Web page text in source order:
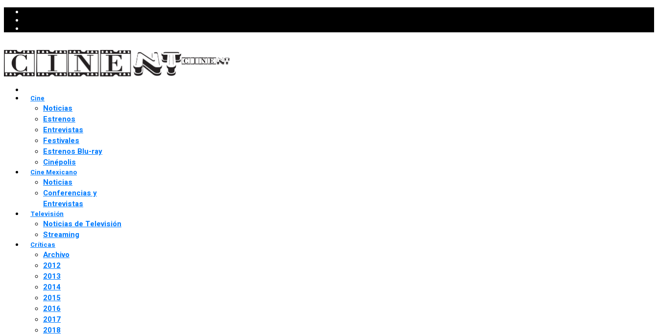
Cine
Noticias
Estrenos
Entrevistas
Festivales
Estrenos Blu-ray
Cinépolis
Cine Mexicano
Noticias
Conferencias y
Entrevistas
Televisión
Noticias de Televisión
Streaming
Críticas
Archivo
2012
2013
2014
2015
2016
2017
2018